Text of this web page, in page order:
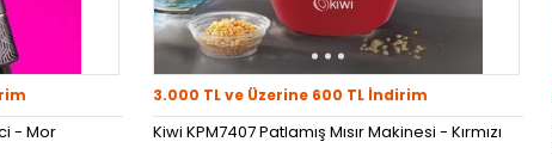
- Mor
3.000 TL ve Üzerine 600 TL İndirim
Kiwi KPM7407 Patlamış Mısır Makinesi - Kırmızı